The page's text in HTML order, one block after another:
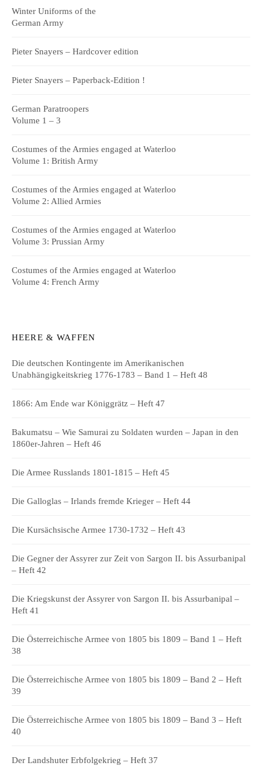
Winter Uniforms of the
German Army
Pieter Snayers – Hardcover edition
Pieter Snayers – Paperback-Edition !
German Paratroopers
Volume 1 – 3
Costumes of the Armies engaged at Waterloo
Volume 1: British Army
Costumes of the Armies engaged at Waterloo
Volume 2: Allied Armies
Costumes of the Armies engaged at Waterloo
Volume 3: Prussian Army
Costumes of the Armies engaged at Waterloo
Volume 4: French Army
HEERE & WAFFEN
Die deutschen Kontingente im Amerikanischen
Unabhängigkeitskrieg 1776-1783 – Band 1 – Heft 48
1866: Am Ende war Königgrätz – Heft 47
Bakumatsu – Wie Samurai zu Soldaten wurden – Japan in den
1860er-Jahren – Heft 46
Die Armee Russlands 1801-1815 – Heft 45
Die Galloglas – Irlands fremde Krieger – Heft 44
Die Kursächsische Armee 1730-1732 – Heft 43
Die Gegner der Assyrer zur Zeit von Sargon II. bis Assurbanipal
– Heft 42
Die Kriegskunst der Assyrer von Sargon II. bis Assurbanipal –
Heft 41
Die Österreichische Armee von 1805 bis 1809 – Band 1 – Heft
38
Die Österreichische Armee von 1805 bis 1809 – Band 2 – Heft
39
Die Österreichische Armee von 1805 bis 1809 – Band 3 – Heft
40
Der Landshuter Erbfolgekrieg – Heft 37